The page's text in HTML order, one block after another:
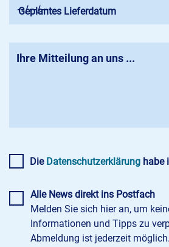
Geplantes Lieferdatum
Die Datenschutzerklärung habe
Alle News direkt ins Postfach
Melden Sie sich hier an, um
Informationen und Tipps zu
Abmeldung ist jederzeit möglich.